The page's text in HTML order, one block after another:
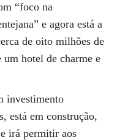
“foco na
e agora está a
de oito milhões de
hotel de charme e
investimento
está em construção,
irá permitir aos